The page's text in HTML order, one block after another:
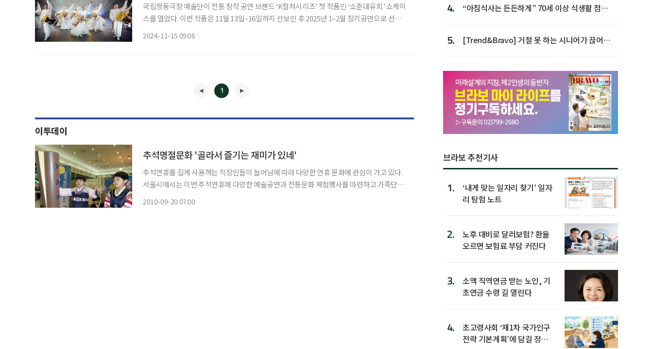
국립정동극장 예술단이 전통 창작 공연 브랜드 ‘K컬처시리즈’ 첫 작품인 ‘소춘대유희’ 쇼케이
스를 열었다. 이번 작품은 11월 13일~16일까지 선보인 후 2025년 1~2월 장기공연으로 선보
2024-11-15 09:06
1
이투데이
추석명절문화 '골라서 즐기는 재미가 있네'
추석연휴를 길게 사용하는 직장인들이 늘어남에 따라 다양한 연휴 문화에 관심이 가고 있다.
서울시에서는 이번 추석연휴에 다양한 예술공연과 전통문화 체험행사를 마련하고 가족단위
2010-09-20 07:00
4.
“아침식사는 든든하게” 70세 이상 식생활 점수
5.
[Trend&Bravo] 거절 못 하는 시니어가 끊어야
브라보 추천기사
1.
‘내게 맞는 일자리 찾기’ 일자
리 탐험 노트
2.
노후 대비로 달러보험? 환율
오르면 보험료 부담 커진다
3.
소액 직역연금 받는 노인, 기
초연금 수령 길 열린다
4.
초고령사회 ‘제1차 국가인구
전략 기본계획’에 담길 정책